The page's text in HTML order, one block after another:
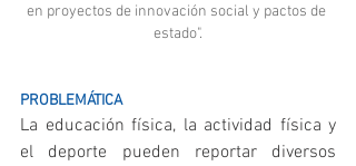
en proyectos de innovación social y pactos de
estado".
PROBLEMÁTICA
La educación física, la actividad física y
el deporte pueden reportar diversos